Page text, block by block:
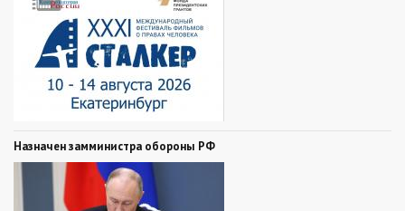
Назначен замминистра обороны РФ